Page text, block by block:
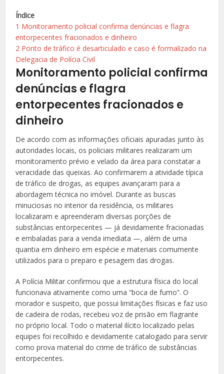
Índice
1 Monitoramento policial confirma denúncias e flagra
entorpecentes fracionados e dinheiro
2 Ponto de tráfico é desarticulado e caso é formalizado na
Delegacia de Polícia Civil
Monitoramento policial confirma
denúncias e flagra
entorpecentes fracionados e
dinheiro
De acordo com as informações oficiais apuradas junto às
autoridades locais, os policiais militares realizaram um
monitoramento prévio e velado da área para constatar a
veracidade das queixas. Ao confirmarem a atividade típica
de tráfico de drogas, as equipes avançaram para a
abordagem técnica no imóvel. Durante as buscas
minuciosas no interior da residência, os militares
localizaram e apreenderam diversas porções de
substâncias entorpecentes — já devidamente fracionadas
e embaladas para a venda imediata —, além de uma
quantia em dinheiro em espécie e materiais comumente
utilizados para o preparo e pesagem das drogas.
A Polícia Militar confirmou que a estrutura física do local
funcionava ativamente como uma “boca de fumo”. O
morador e suspeito, que possui limitações físicas e faz uso
de cadeira de rodas, recebeu voz de prisão em flagrante
no próprio local. Todo o material ilícito localizado pelas
equipes foi recolhido e devidamente catalogado para servir
como prova material do crime de tráfico de substâncias
entorpecentes.